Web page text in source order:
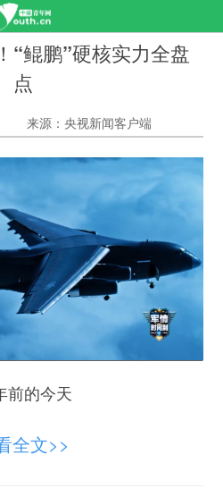
“鲲鹏”硬核实力全盘
点
来源：央视新闻客户端
前的今天
型军用运输机
全文>>